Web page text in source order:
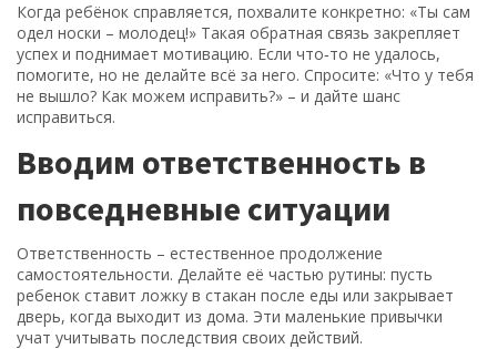
Когда ребёнок справляется, похвалите конкретно: «Ты сам
одел носки – молодец!» Такая обратная связь закрепляет
успех и поднимает мотивацию. Если что‑то не удалось,
помогите, но не делайте всё за него. Спросите: «Что у тебя
не вышло? Как можем исправить?» – и дайте шанс
исправиться.
Вводим ответственность в
повседневные ситуации
Ответственность – естественное продолжение
самостоятельности. Делайте её частью рутины: пусть
ребенок ставит ложку в стакан после еды или закрывает
дверь, когда выходит из дома. Эти маленькие привычки
учат учитывать последствия своих действий.